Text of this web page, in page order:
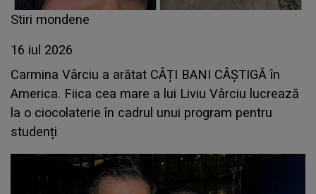
Stiri mondene
16 iul 2026
Carmina Vârciu a arătat CÂȚI BANI CÂȘTIGĂ în
America. Fiica cea mare a lui Liviu Vârciu lucrează
la o ciocolaterie în cadrul unui program pentru
studenți